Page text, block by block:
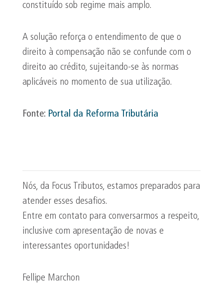
constituído sob regime mais amplo.
A solução reforça o entendimento de que o
direito à compensação não se confunde com o
direito ao crédito, sujeitando-se às normas
aplicáveis no momento de sua utilização.
Fonte: Portal da Reforma Tributária
Nós, da Focus Tributos, estamos preparados para
atender esses desafios.
Entre em contato para conversarmos a respeito,
inclusive com apresentação de novas e
interessantes oportunidades!
Fellipe Marchon